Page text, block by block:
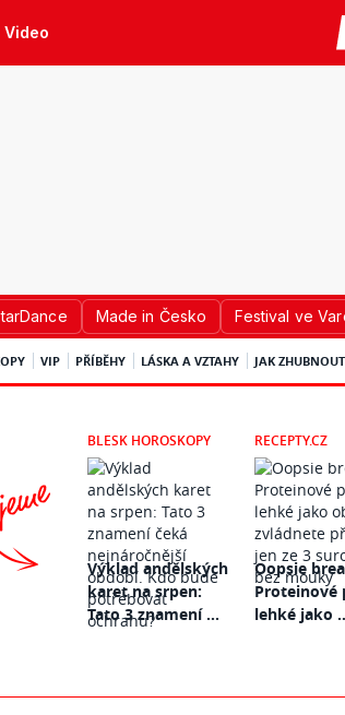
Video
Made in Česko Festival ve
VIP PŘÍBĚHY LÁSKA A VZTAHY JAK ZHUBNOUT
BLESK HOROSKOPY
Výklad andělských
karet na srpen:
Tato 3 znamení ...
RECEPTY.CZ
Oopsie
Proteinové
lehké jako